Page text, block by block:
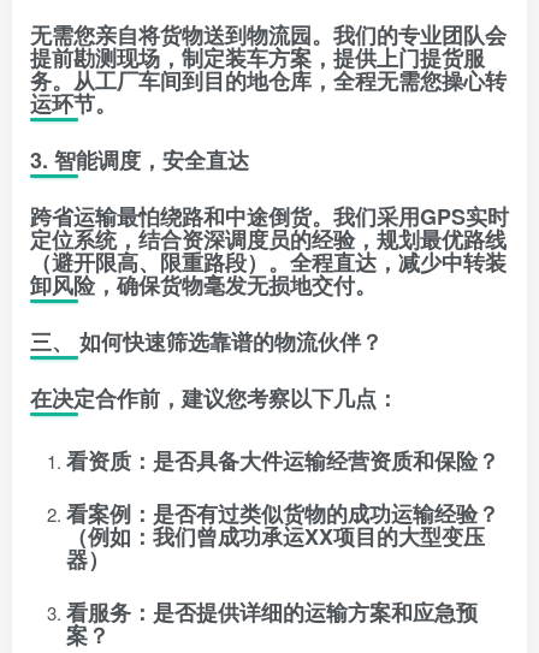
无需您亲自将货物送到物流园。我们的专业团队会
提前勘测现场，制定装车方案， 提供上门提货服
务。从工厂车间到目的地仓库，全程无需您操心转
运环节。
3. 智能调度，安全直达
跨省运输最怕绕路和中途倒货。我们采用GPS实时
定位系统，结合资深调度员的经验，规划最优路线
（避开限高、限重路段）。全程直达，减少中转装
卸风险，确保货物毫发无损地交付。
三、 如何快速筛选靠谱的物流伙伴？
在决定合作前，建议您考察以下几点：
看资质 ：是否具备大件运输经营资质和保险？
看案例 ：是否有过类似货物的成功运输经验？
（例如：我们曾成功承运XX项目的大型变压
器）
看服务 ：是否提供详细的运输方案和应急预
案？